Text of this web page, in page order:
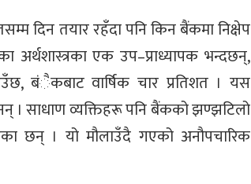
दिन तयार रहँदा पनि किन बैंकमा निक्षेप
अर्थशास्त्रका एक उप–प्राध्यापक भन्दछन्,
बंैकबाट वार्षिक चार प्रतिशत । यस
। साधाण व्यक्तिहरू पनि बैंकको झण्झटिलो
छन् । यो मौलाउँदै गएको अनौपचारिक